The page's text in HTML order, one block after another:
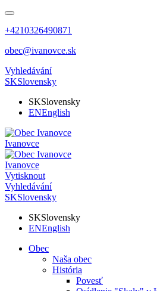
+4210326490871
obec@ivanovce.sk
Vyhledávání
SKSlovensky
SKSlovensky
ENEnglish
Ivanovce
Ivanovce
Vytisknout
Vyhledávání
SKSlovensky
SKSlovensky
ENEnglish
Obec
Naša obec
História
Povesť